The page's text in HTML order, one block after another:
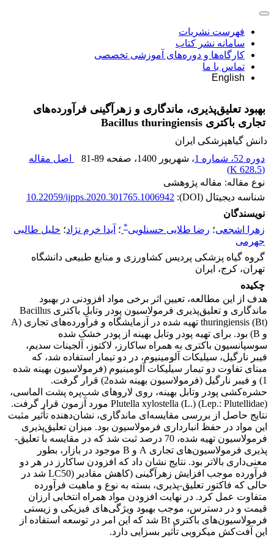
فهرست نشریات
سامانه نشر کتاب
کارگاه‌ها و دوره‌های آموزشی تخصصی
تماس با ما
English
بهبود تعلیق‌پذیری، ماندگاری و زهرآگینی فرآورده‌های
تجاری باکتری Bacillus thuringiensis
دانش گیاهپزشکی ایران
دوره 52، شماره 1
، شهریور 1400 ، صفحه 81-89
اصل مقاله
(
628.5 K
)
نوع مقاله: مقاله پژوهشی
شناسه دیجیتال (DOI):
10.22059/ijpps.2020.301765.1006942
نویسندگان
زهرا اشجعی؛ رضا طلایی حسنلویی* ؛ آیدا خرم نژاد؛ خلیل طالبی
جهرمی
گروه گیاه پزشکی پردیس کشاورزی و منابع طبیعی دانشگاه
تهران، کرج، ایران
چکیده
هدف از این مطالعه، تعیین اثر برخی مواد افزودنی در بهبود
ماندگاری و تعلیق‌پذیری فرمولاسیون پودر وتابل باکتری Bacillus
thuringiensis (Bt) تهیه شده در آزمایشگاه و فرآورده‌های تجاری (A
و B) بود. برای تهیه پودر وتابل بهینه از پودر خشک شده
سوسپانسیون باکتری به همراه ساکارز، لاکتوز، آلجینات سدیم،
فیبر نارگیل، سیلیکات آلومینیوم، در دو تیمار استفاده شد، که
مبنای تفاوت دو تیمار سیلیکات آلومینیوم (فرمولاسیون بهینه شده
1) و فیبر نارگیل (فرمولاسیون بهینه شده2) قرار گرفت.
حشره‌کشی پودر وتابل بهینه، روی لاروهای شب‌پره پشت الماسی،
Plutella xylostella (L.) (Lep.: Plutellidae) مورد آزمون قرار گرفت.
نتایج حاصل از بررسی مقایسه‌ای ماندگاری، نشان‌دهنده تأثیر مثبت
این مواد در حفظ انبارداری فرمولاسیون بود. میزان تعلیق‌پذیری
فرمولاسیون تهیه شده، 70 درصد ثبت شد که در مقایسه با تعلیق-
پذیری فرمولاسیون‌های تجاری A و B موجود در بازار، بطور
معنی‌داری بالاتر بود. نتایج نشان داد که افزودن ساکارز در هر دو
فرآورده موجب افزایش زهرآگینی (کاهش مقادیر (LC50 شد در
حالی که فاکتور تعلیق-پذیری، بسته به نوع و ماهیت فرآورده
متفاوت عمل کرد. در نهایت افزودن مواد همراه انتخابی ارزان
قیمت و در دسترس، موجب بهبود ویژگی‌های فیزیکی و زیستی
فرمولاسیون‌های باکتری Bt شد که این امر در توسعه استفاده از
این آفت‌کش‌ میکروبی تأثیر بسزایی دارد.